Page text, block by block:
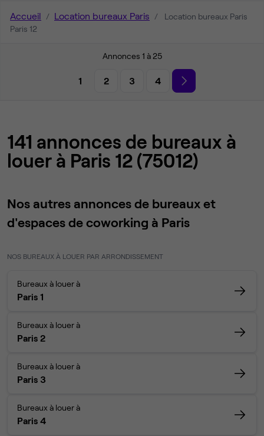
Accueil Location bureaux Paris
Location bureaux Paris
Paris 12
Annonces 1 à 25
1 2 3 4
141 annonces de bureaux à
louer à Paris 12 (75012)
Nos autres annonces de bureaux et
d'espaces de coworking à Paris
NOS BUREAUX À LOUER PAR ARRONDISSEMENT
Bureaux à louer à
Paris 1
Bureaux à louer à
Paris 2
Bureaux à louer à
Paris 3
Bureaux à louer à
Paris 4